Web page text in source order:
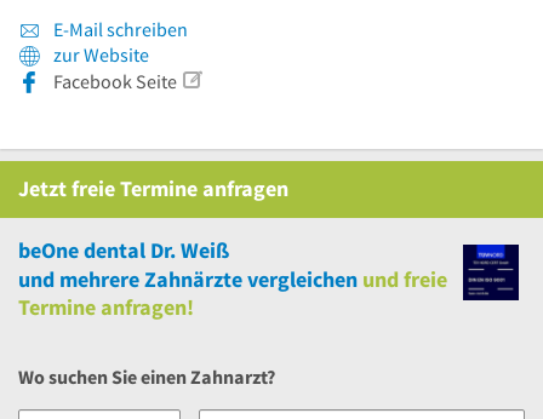
E-Mail schreiben
zur Website
Facebook Seite
JetztfreieTermine anfragen
beOne dental Dr. Weiß
und mehrereZahnärzte vergleichen undfreie
Termine anfragen!
Wo suchen Sie einen Zahnarzt?